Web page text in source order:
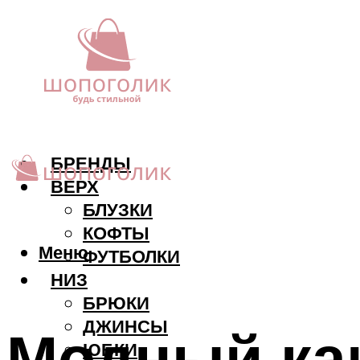
БРЕНДЫ
ВЕРХ
БЛУЗКИ
КОФТЫ
ФУТБОЛКИ
НИЗ
БРЮКИ
ДЖИНСЫ
ЮБКИ
Меню